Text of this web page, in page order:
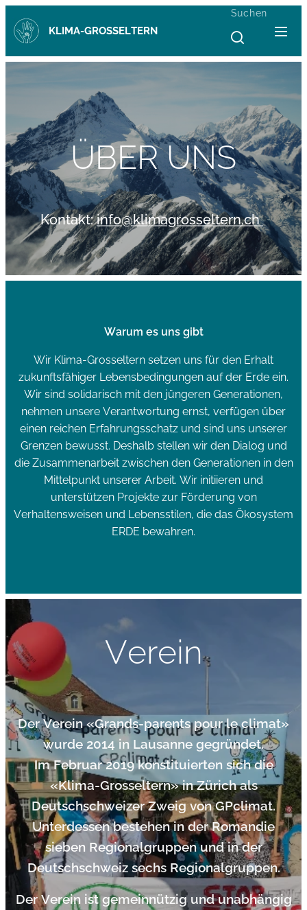
KLIMA-GROSSELTERN
Suchen
ÜBER UNS
Kontakt:info@klimagrosseltern.ch
Warum es uns gibt
Wir Klima-Grosseltern setzen uns für den Erhalt
zukunftsfähiger Lebensbedingungen auf der Erde ein.
Wir sind solidarisch mit den jüngeren Generationen,
nehmen unsere Verantwortung ernst, verfügen über
einen reichen Erfahrungsschatz und sind uns unserer
Grenzen bewusst. Deshalb stellen wir den Dialog und
die Zusammenarbeit zwischen den Generationen in den
Mittelpunkt unserer Arbeit. Wir initiieren und
unterstützen Projekte zur Förderung von
Verhaltensweisen und Lebensstilen, die das Ökosystem
ERDE bewahren.
Verein
Der Verein «Grands-parents pour le climat»
wurde 2014 in Lausanne gegründet.
Im Februar 2019 konstituierten sich die
«Klima-Grosseltern» in Zürich als
Deutschschweizer Zweig von GPclimat.
Unterdessen bestehen in der Romandie
sieben Regionalgruppen und in der
Deutschschweiz sechs Regionalgruppen.
Der Verein ist gemeinnützig und unabhängig